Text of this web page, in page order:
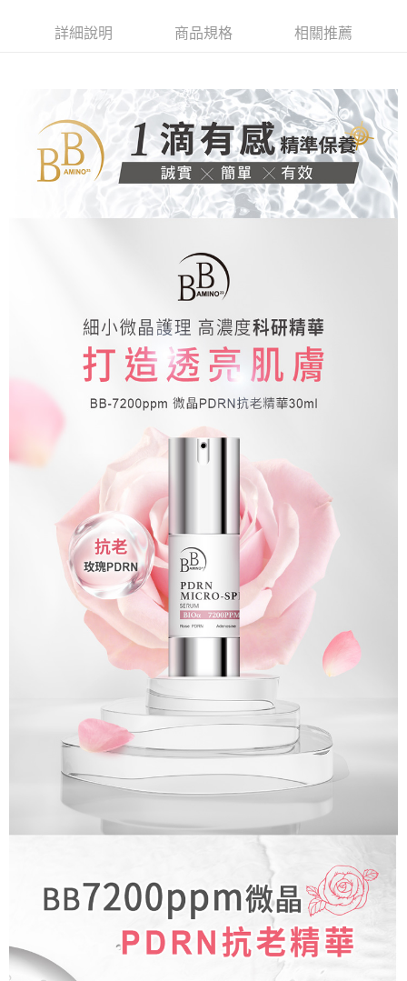
【「AFTEE先享後付」結帳流程】
３．收到繳費通知簡訊後14天內，點擊此簡訊中的連結，可透過四大超商／
ATM／網路銀行／等多元方式進行付款，方視為交易完成。
※ 請注意：結帳手續完成當下不需立刻繳費，但若您需要取消訂單，請聯絡
購買商品的店家。未經商家同意取消之訂單仍視為有效，需透過AFTEE先享
後付繳納相關費用。
※ 交易是否成功請以「AFTEE先享後付 」之結帳頁面顯示為準，若有關於
是否繳費成功／繳費後需取消欲退款等相關疑問，請聯繫「AFTEE先享後付
https://netprotections.freshdesk.com/support/home
１．透過由恩沛科技股份有限公司提供之「AFTEE先享後付」服務完成之交
易，需依本服務之必要範圍內提供個人資料，並將交易相關給付款項請求債
權轉讓予恩沛科技股份有限公司。
https://aftee.tw/terms/#terms3
３．未成年的使用者請事先徵得法定代理人或監護人之同意方可使用
「AFTEE先享後付」，若未經同意申辦者引起之損失，本公司不負相關責
時審查核予不同之上限額度；若仍有額度不足之情形，本公司將視審查結果
５．嚴禁一人註冊多個帳號或使用他人資訊註冊。若發現惡意使用之情形，
恩沛科技股份有限公司將有權停止該用戶之使用額度並採取法律行動。
付款後全家取貨
每筆NT$100，滿NT$799(含以上)免運費
付款後7-11取貨
每筆NT$100，滿NT$799(含以上)免運費
詳細說明 商品規格 相關推薦